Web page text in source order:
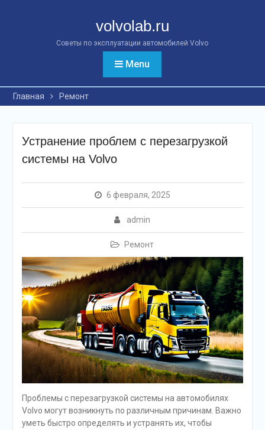
volvolab.ru
Советы по эксплуатации автомобилей Volvo
Menu
Главная Ремонт
Устранение проблем с перезагрузкой
системы на Volvo
6 февраля, 2025
admin
Ремонт
Проблемы с перезагрузкой системы на автомобилях
Volvo могут возникнуть по различным причинам. Важно
уметь быстро определять и устранять их, чтобы